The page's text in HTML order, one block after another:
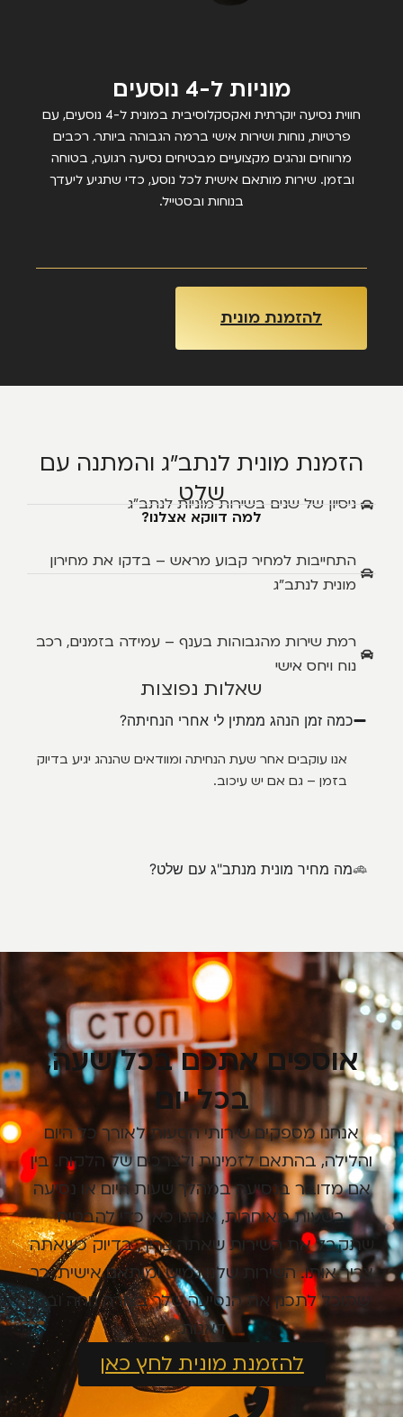
מוניות ל-4 נוסעים
חווית נסיעה יוקרתית ואקסקלוסיבית במונית ל-4 נוסעים, עם
פרטיות, נוחות ושירות אישי ברמה הגבוהה ביותר. רכבים
מרווחים ונהגים מקצועיים מבטיחים נסיעה רגועה, בטוחה
ובזמן. שירות מותאם אישית לכל נוסע, כדי שתגיע ליעדך
בנוחות ובסטייל.
להזמנת מונית
הזמנת מונית לנתב"ג והמתנה עם
שלט
למה דווקא אצלנו?
ניסיון של שנים בשירות מוניות לנתב"ג
התחייבות למחיר קבוע מראש – בדקו את מחירון
מונית לנתב"ג
רמת שירות מהגבוהות בענף – עמידה בזמנים, רכב
נוח ויחס אישי
שאלות נפוצות
כמה זמן הנהג ממתין לי אחרי הנחיתה?
אנו עוקבים אחר שעת הנחיתה ומוודאים שהנהג יגיע בדיוק
בזמן – גם אם יש עיכוב.
מה מחיר מונית מנתב"ג עם שלט?
אוספים אתכם בכל שעה,
בכל יום
אנחנו מספקים שירותי הסעות לאורך כל היום
והלילה, בהתאם לזמינות ולצרכים של הלקוח. בין
אם מדובר בנסיעה במהלך שעות היום או נסיעה
בשעות מאוחרות, אנחנו כאן כדי להבטיח
שתקבל את השירות שאתה צריך, בדיוק כשאתה
צריך אותו. השירות שלנו גמיש ומותאם אישית, כך
שתוכל לתכנן את הנסיעה שלך בצורה נוחה ובלי
דאגות.
להזמנת מונית לחץ כאן